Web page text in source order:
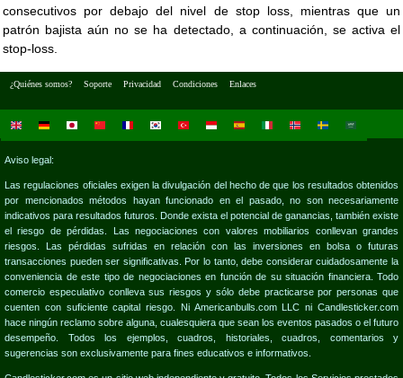
consecutivos por debajo del nivel de stop loss, mientras que un
patrón bajista aún no se ha detectado, a continuación, se activa el
stop-loss.
¿Quiénes somos? Soporte Privacidad Condiciones Enlaces
Aviso legal:
Las regulaciones oficiales exigen la divulgación del hecho de que los resultados obtenidos
por mencionados métodos hayan funcionado en el pasado, no son necesariamente
indicativos para resultados futuros. Donde exista el potencial de ganancias, también existe
el riesgo de pérdidas. Las negociaciones con valores mobiliarios conllevan grandes
riesgos. Las pérdidas sufridas en relación con las inversiones en bolsa o futuras
transacciones pueden ser significativas. Por lo tanto, debe considerar cuidadosamente la
conveniencia de este tipo de negociaciones en función de su situación financiera. Todo
comercio especulativo conlleva sus riesgos y sólo debe practicarse por personas que
cuenten con suficiente capital riesgo. Ni Americanbulls.com LLC ni Candlesticker.com
hace ningún reclamo sobre alguna, cualesquiera que sean los eventos pasados o el futuro
desempeño. Todos los ejemplos, cuadros, historiales, cuadros, comentarios y
sugerencias son exclusivamente para fines educativos e informativos.